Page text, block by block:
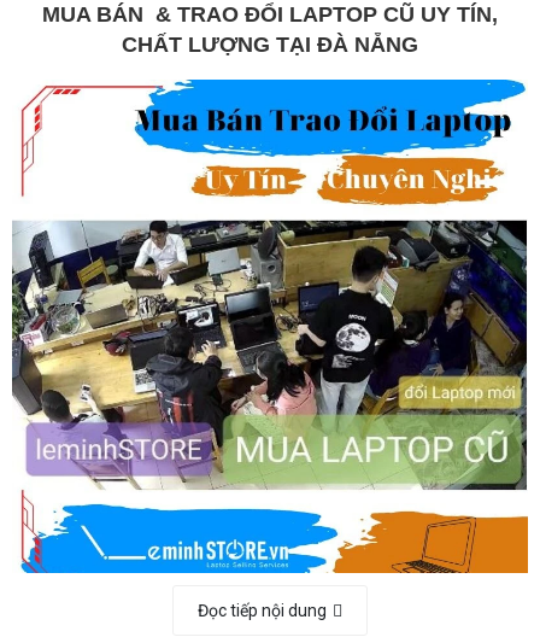
MUA BÁN & TRAO ĐỔI LAPTOP CŨ UY TÍN,
CHẤT LƯỢNG TẠI ĐÀ NẴNG
Máy tính/Laptop là nhu cầu thiết yết trong cuộc sống công nghệ
Đọc tiếp nội dung